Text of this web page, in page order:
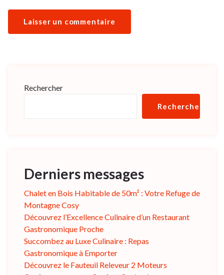
Rechercher
Rechercher
Derniers messages
Chalet en Bois Habitable de 50m² : Votre Refuge de
Montagne Cosy
Découvrez l’Excellence Culinaire d’un Restaurant
Gastronomique Proche
Succombez au Luxe Culinaire : Repas
Gastronomique à Emporter
Découvrez le Fauteuil Releveur 2 Moteurs